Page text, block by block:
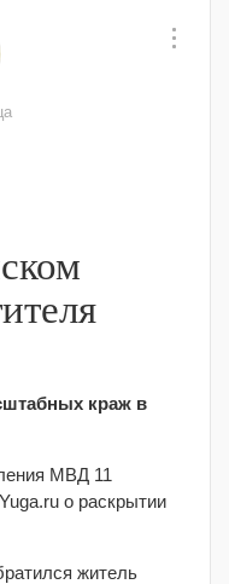
краж в
МВД 11
о раскрытии
житель